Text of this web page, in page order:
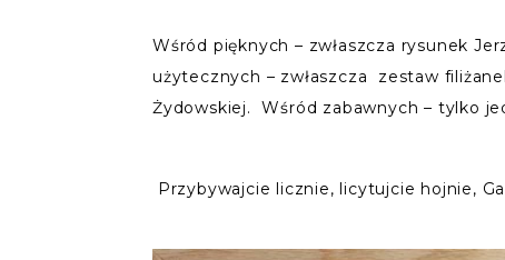
Wśród pięknych – zwłaszcza rysunek
użytecznych – zwłaszcza zestaw
Żydowskiej. Wśród zabawnych – tylko
Przybywajcie licznie, licytujcie hojnie,